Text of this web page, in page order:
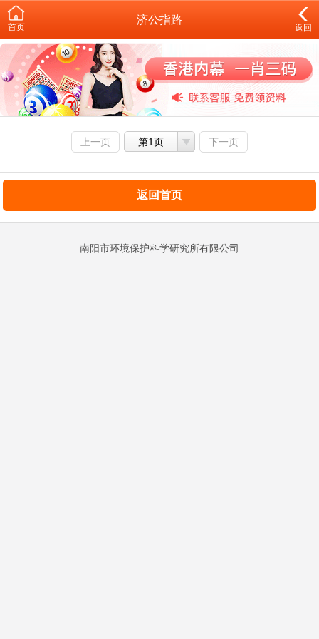
首页
济公指路
返回
上一页 第1页 下一页
返回首页
南阳市环境保护科学研究所有限公司